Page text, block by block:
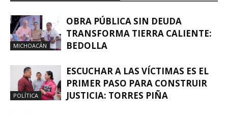
MICHOACÁN
OBRA PÚBLICA SIN DEUDA
TRANSFORMA TIERRA CALIENTE:
BEDOLLA
POLÍTICA
ESCUCHAR A LAS VÍCTIMAS ES EL
PRIMER PASO PARA CONSTRUIR
JUSTICIA: TORRES PIÑA